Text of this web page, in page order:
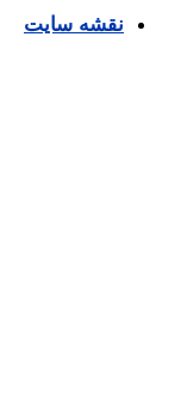
نقشه سایت